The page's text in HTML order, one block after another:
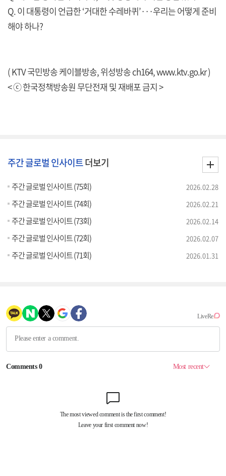
Q. 이 대통령이 언급한 ‘거대한 수레바퀴’···우리는 어떻게 준비
해야 하나?
( KTV 국민방송 케이블방송, 위성방송 ch164,www.ktv.go.kr)
< ⓒ 한국정책방송원 무단전재 및 재배포 금지 >
주간 글로벌 인사이트더보기
주간 글로벌 인사이트 (75회) 2026.02.28
주간 글로벌 인사이트 (74회) 2026.02.21
주간 글로벌 인사이트 (73회) 2026.02.14
주간 글로벌 인사이트 (72회) 2026.02.07
주간 글로벌 인사이트 (71회) 2026.01.31